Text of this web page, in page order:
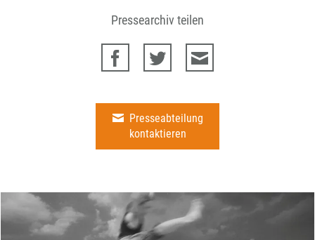
Pressearchiv teilen
Presseabteilung
kontaktieren